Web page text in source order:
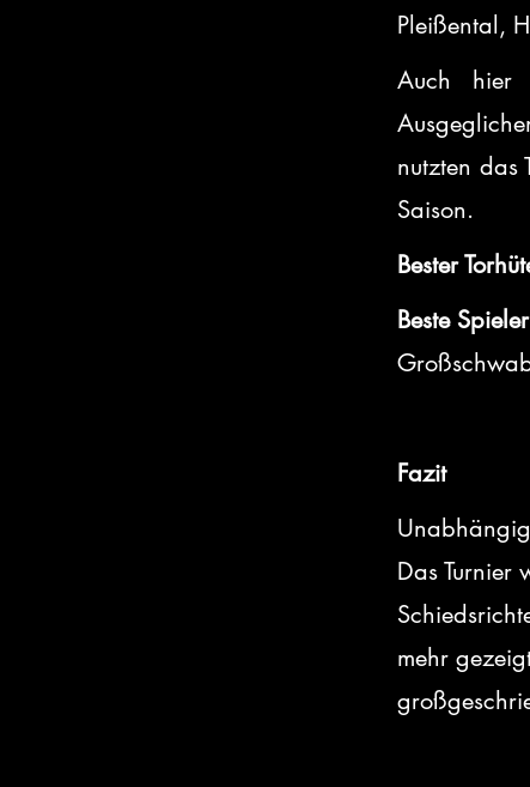
Pleißental,
Auch hier
nutzten das
Saison.
Bester
Beste
Fazit
Das Turnier
mehr